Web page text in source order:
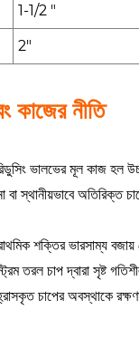
1-1/2 "
2"
কাজের নীতি
রিডুসিং ভালভের মূল কাজ হল
বা স্থানীয়ভাবে অতিরিক্ত
শক্তির ভারসাম্য
তরল চাপ দ্বারা সৃষ্ট
হ্রাসকৃত চাপের অবস্থাকে